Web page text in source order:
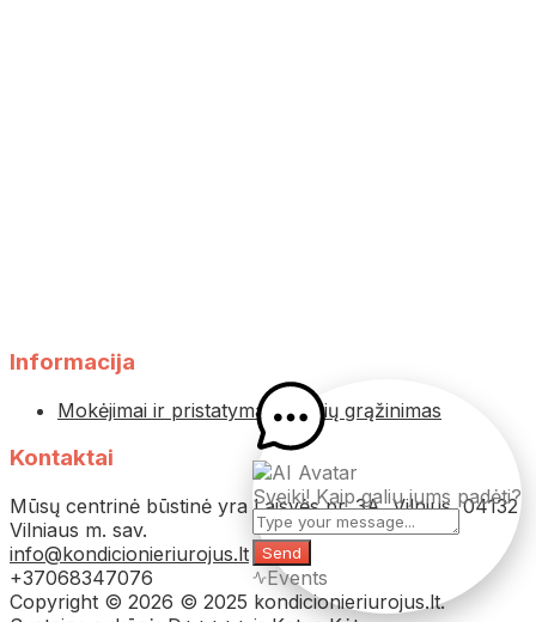
Informacija
Mokėjimai ir pristatymas Prekių grąžinimas
Kontaktai
Mūsų centrinė būstinė yra Laisvės pr. 3A, Vilnius, 04132
Vilniaus m. sav.
info@kondicionieriurojus.lt
+37068347076
Copyright © 2026 © 2025 kondicionieriurojus.lt.
Sveiki! Kaip galiu jums padėti?
Send
Events